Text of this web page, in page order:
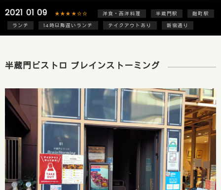
2021 01 09 ★★★★☆☆ 洋食・西洋料理 半蔵門駅
麹町駅
ランチ
14時以降遅いランチ テイクアウトあり 新宿通り
半蔵門ビストロ ブレインストーミング